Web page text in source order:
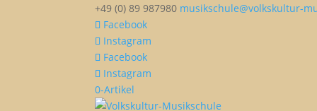
+49 (0) 89 987980 musikschule@volkskultur-
Facebook
Instagram
Facebook
Instagram
0-Artikel